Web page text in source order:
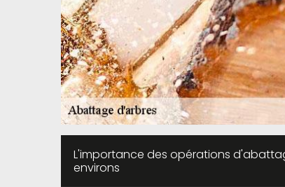
L'importance des opérations
environs